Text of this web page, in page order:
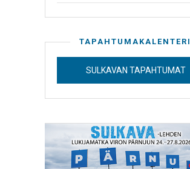
TAPAHTUMAKALENTERI
SULKAVAN TAPAHTUMAT